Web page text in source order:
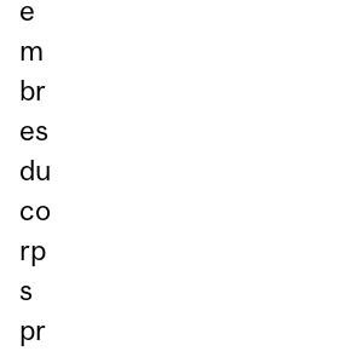
e
m
br
es
du
co
rp
s
pr